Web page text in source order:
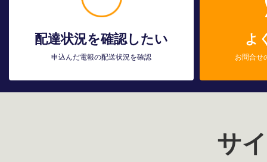
配達状況を確認したい
申込んだ電報の配送状況を確認
よ
お問合せ
サ